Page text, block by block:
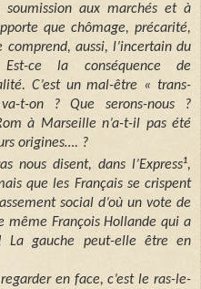
soumission aux marchés et à
que chômage, précarité,
aussi, l’incertain du
ce la conséquence de
C’est un mal-être « trans-
t-on ? Que serons-nous ?
à Marseille n’a-t-il pas été
origines…. ?
nous disent, dans l’Express1,
que les Français se crispent
social d’où un vote de
même François Hollande qui a
La gauche peut-elle être en
en face, c’est le ras-le-